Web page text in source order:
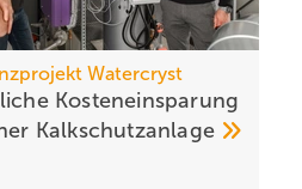
Watercryst
Kosteneinsparung
Kalkschutzanlage